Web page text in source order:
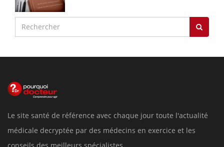
Le site santé de référence avec chaque jour toute l'actualité
médicale decryptée par des médecins en exercice et les